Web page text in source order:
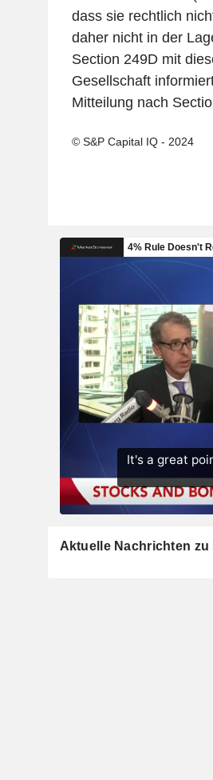
dass sie rechtlich
daher nicht in der
Section 249D mit
Gesellschaft
Mitteilung nach
© S&P Capital IQ - 2024
Aktuelle Nachrichten